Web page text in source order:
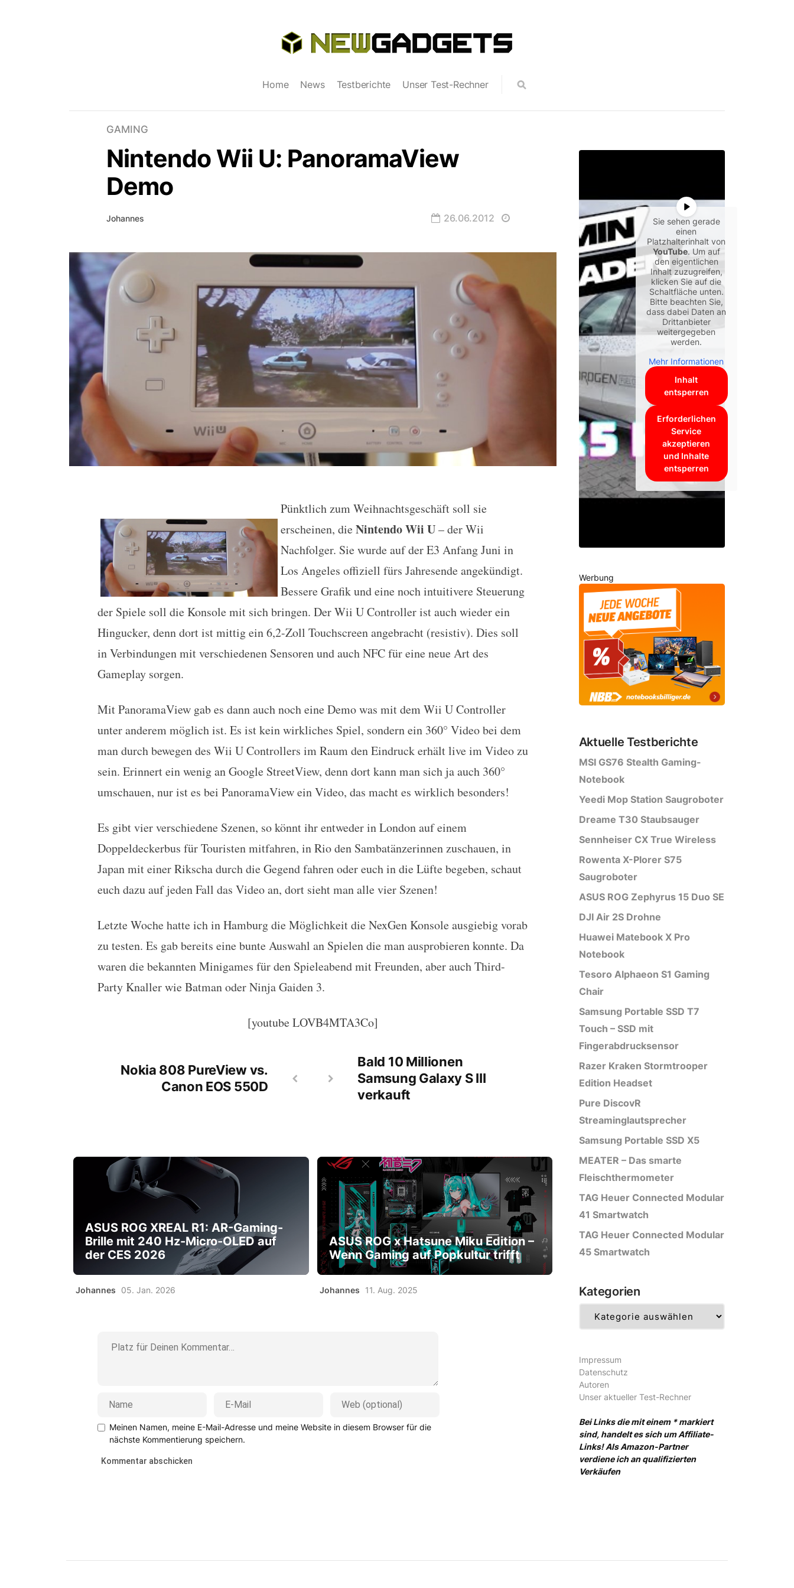
Home News Testberichte Unser Test-Rechner
GAMING
Nintendo Wii U: PanoramaView
Demo
Johannes 26.06.2012
Nintendo Wii U: PanoramaView Demo
Pünktlich zum Weihnachtsgeschäft soll sie
erscheinen, dieNintendo Wii U– der Wii
Nachfolger. Sie wurde auf der E3 Anfang Juni in
Los Angeles offiziell fürs Jahresende angekündigt.
Bessere Grafik und eine noch intuitivere Steuerung
der Spiele soll die Konsole mit sich bringen. Der Wii U Controller ist auch wieder ein
Hingucker, denn dort ist mittig ein 6,2-Zoll Touchscreen angebracht (resistiv). Dies soll
in Verbindungen mit verschiedenen Sensoren und auch NFC für eine neue Art des
Gameplay sorgen.
Mit PanoramaView gab es dann auch noch eine Demo was mit dem Wii U Controller
unter anderem möglich ist. Es ist kein wirkliches Spiel, sondern ein 360° Video bei dem
man durch bewegen des Wii U Controllers im Raum den Eindruck erhält live im Video zu
sein. Erinnert ein wenig an Google StreetView, denn dort kann man sich ja auch 360°
umschauen, nur ist es bei PanoramaView ein Video, das macht es wirklich besonders!
Es gibt vier verschiedene Szenen, so könnt ihr entweder in London auf einem
Doppeldeckerbus für Touristen mitfahren, in Rio den Sambatänzerinnen zuschauen, in
Japan mit einer Rikscha durch die Gegend fahren oder euch in die Lüfte begeben, schaut
euch dazu auf jeden Fall das Video an, dort sieht man alle vier Szenen!
Letzte Woche hatte ich in Hamburg die Möglichkeit die NexGen Konsole ausgiebig vorab
zu testen. Es gab bereits eine bunte Auswahl an Spielen die man ausprobieren konnte. Da
waren die bekannten Minigames für den Spieleabend mit Freunden, aber auch Third-
Party Knaller wie Batman oder Ninja Gaiden 3.
[youtube LOVB4MTA3Co]
Nokia 808 PureView vs.
Canon EOS 550D
Bald 10 Millionen
Samsung Galaxy S III
verkauft
ASUS ROG XREAL R1: AR-Gaming-
Brille mit 240 Hz-Micro-OLED auf
der CES 2026
Johannes 05. Jan. 2026
ASUS ROG x Hatsune Miku Edition –
Wenn Gaming auf Popkultur trifft
Johannes 11. Aug. 2025
Meinen Namen, meine E-Mail-Adresse und meine Website in diesem Browser für die
nächste Kommentierung speichern.
Sie sehen gerade
einen
Platzhalterinhalt von
YouTube. Um auf
den eigentlichen
Inhalt zuzugreifen,
klicken Sie auf die
Schaltfläche unten.
Bitte beachten Sie,
dass dabei Daten an
Drittanbieter
weitergegeben
werden.
Mehr Informationen
Inhalt
entsperren
Erforderlichen
Service
akzeptieren
und Inhalte
entsperren
Werbung
Aktuelle Testberichte
MSI GS76 Stealth Gaming-
Notebook
Yeedi Mop Station Saugroboter
Dreame T30 Staubsauger
Sennheiser CX True Wireless
Rowenta X-Plorer S75
Saugroboter
ASUS ROG Zephyrus 15 Duo SE
DJI Air 2S Drohne
Huawei Matebook X Pro
Notebook
Tesoro Alphaeon S1 Gaming
Chair
Samsung Portable SSD T7
Touch – SSD mit
Fingerabdrucksensor
Razer Kraken Stormtrooper
Edition Headset
Pure DiscovR
Streaminglautsprecher
Samsung Portable SSD X5
MEATER – Das smarte
Fleischthermometer
TAG Heuer Connected Modular
41 Smartwatch
TAG Heuer Connected Modular
45 Smartwatch
Kategorien
Impressum
Datenschutz
Autoren
Unser aktueller Test-Rechner
Bei Links die mit einem * markiert
sind, handelt es sich um Affiliate-
Links! Als Amazon-Partner
verdiene ich an qualifizierten
Verkäufen